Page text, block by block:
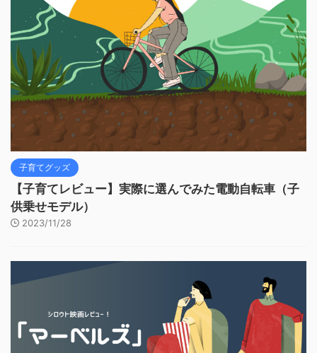
子育てグッズ
【子育てレビュー】実際に選んでみた電動自転車（子
供乗せモデル）
2023/11/28